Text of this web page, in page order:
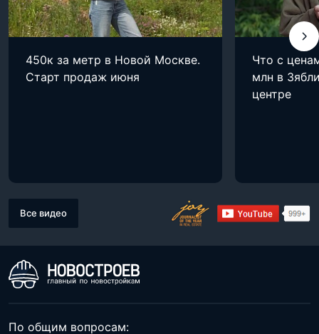
450к за метр в Новой Москве.
Старт продаж июня
Что с
млн в
центре
Все видео
По общим вопросам: